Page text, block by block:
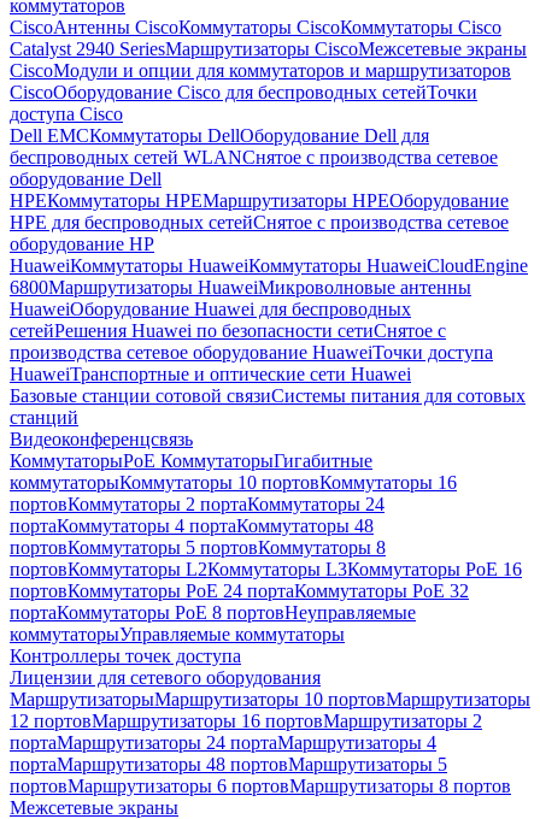
коммутаторов
CiscoАнтенны CiscoКоммутаторы CiscoКоммутаторы Cisco
Catalyst 2940 SeriesМаршрутизаторы CiscoМежсетевые экраны
CiscoМодули и опции для коммутаторов и маршрутизаторов
CiscoОборудование Cisco для беспроводных сетейТочки
доступа Cisco
Dell EMCКоммутаторы DellОборудование Dell для
беспроводных сетей WLANСнятое с производства сетевое
оборудование Dell
HPEКоммутаторы HPEМаршрутизаторы HPEОборудование
HPE для беспроводных сетейСнятое с производства сетевое
оборудование HP
HuaweiКоммутаторы HuaweiКоммутаторы HuaweiCloudEngine
6800Маршрутизаторы HuaweiМикроволновые антенны
HuaweiОборудование Huawei для беспроводных
сетейРешения Huawei по безопасности сетиСнятое с
производства сетевое оборудование HuaweiТочки доступа
HuaweiТранспортные и оптические сети Huawei
Базовые станции сотовой связиСистемы питания для сотовых
станций
Видеоконференцсвязь
КоммутаторыPoE КоммутаторыГигабитные
коммутаторыКоммутаторы 10 портовКоммутаторы 16
портовКоммутаторы 2 портаКоммутаторы 24
портаКоммутаторы 4 портаКоммутаторы 48
портовКоммутаторы 5 портовКоммутаторы 8
портовКоммутаторы L2Коммутаторы L3Коммутаторы PoE 16
портовКоммутаторы PoE 24 портаКоммутаторы PoE 32
портаКоммутаторы PoE 8 портовНеуправляемые
коммутаторыУправляемые коммутаторы
Контроллеры точек доступа
Лицензии для сетевого оборудования
МаршрутизаторыМаршрутизаторы 10 портовМаршрутизаторы
12 портовМаршрутизаторы 16 портовМаршрутизаторы 2
портаМаршрутизаторы 24 портаМаршрутизаторы 4
портаМаршрутизаторы 48 портовМаршрутизаторы 5
портовМаршрутизаторы 6 портовМаршрутизаторы 8 портов
Межсетевые экраны